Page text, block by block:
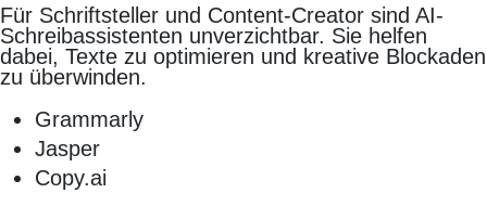
Für Schriftsteller und Content-Creator sind AI-
Schreibassistenten unverzichtbar. Sie helfen
dabei, Texte zu optimieren und kreative Blockaden
zu überwinden.
Grammarly
Jasper
Copy.ai